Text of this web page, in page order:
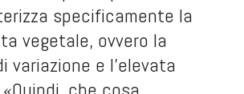
specificamente la
vegetale, ovvero la
variazione e l’elevata